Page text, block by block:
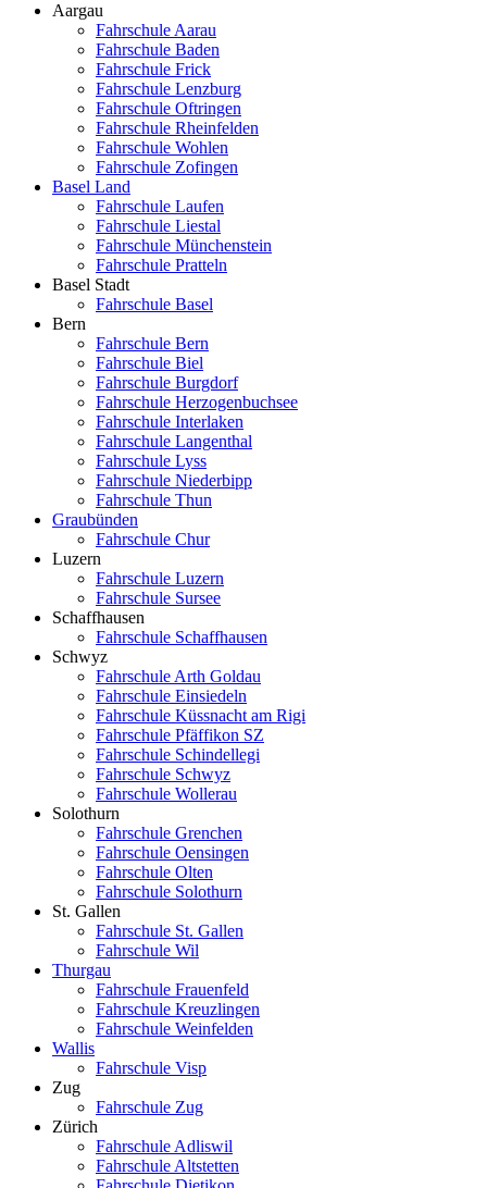
Aargau
Fahrschule Aarau
Fahrschule Baden
Fahrschule Frick
Fahrschule Lenzburg
Fahrschule Oftringen
Fahrschule Rheinfelden
Fahrschule Wohlen
Fahrschule Zofingen
Basel Land
Fahrschule Laufen
Fahrschule Liestal
Fahrschule Münchenstein
Fahrschule Pratteln
Basel Stadt
Fahrschule Basel
Bern
Fahrschule Bern
Fahrschule Biel
Fahrschule Burgdorf
Fahrschule Herzogenbuchsee
Fahrschule Interlaken
Fahrschule Langenthal
Fahrschule Lyss
Fahrschule Niederbipp
Fahrschule Thun
Graubünden
Fahrschule Chur
Luzern
Fahrschule Luzern
Fahrschule Sursee
Schaffhausen
Fahrschule Schaffhausen
Schwyz
Fahrschule Arth Goldau
Fahrschule Einsiedeln
Fahrschule Küssnacht am Rigi
Fahrschule Pfäffikon SZ
Fahrschule Schindellegi
Fahrschule Schwyz
Fahrschule Wollerau
Solothurn
Fahrschule Grenchen
Fahrschule Oensingen
Fahrschule Olten
Fahrschule Solothurn
St. Gallen
Fahrschule St. Gallen
Fahrschule Wil
Thurgau
Fahrschule Frauenfeld
Fahrschule Kreuzlingen
Fahrschule Weinfelden
Wallis
Fahrschule Visp
Zug
Fahrschule Zug
Zürich
Fahrschule Adliswil
Fahrschule Altstetten